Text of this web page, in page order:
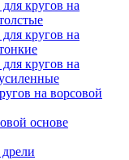
кругов на
кругов на
кругов на
на ворсовой
основе